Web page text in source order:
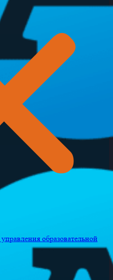
образовательной